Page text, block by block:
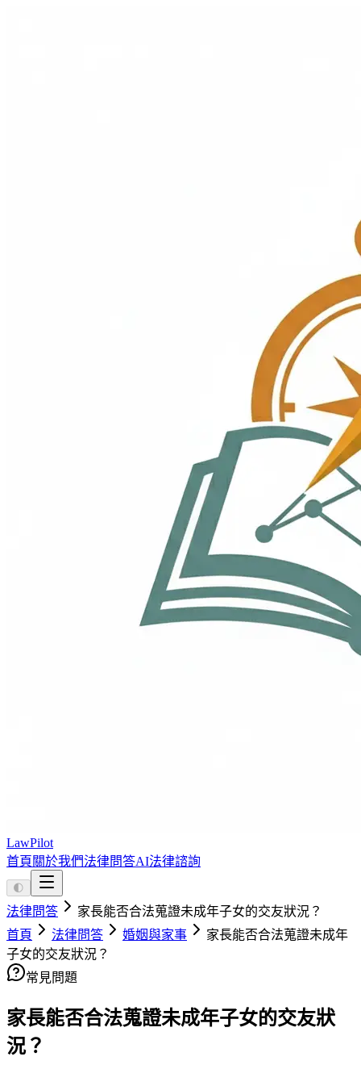
LawPilot
首頁 關於我們法律問答AI法律諮詢
🌓
法律問答
家長能否合法蒐證未成年子女的交友狀況？
首頁
法律問答 婚姻與家事
家長能否合法蒐證未成年
子女的交友狀況？
常見問題
家長能否合法蒐證未成年子女的交友狀
況？